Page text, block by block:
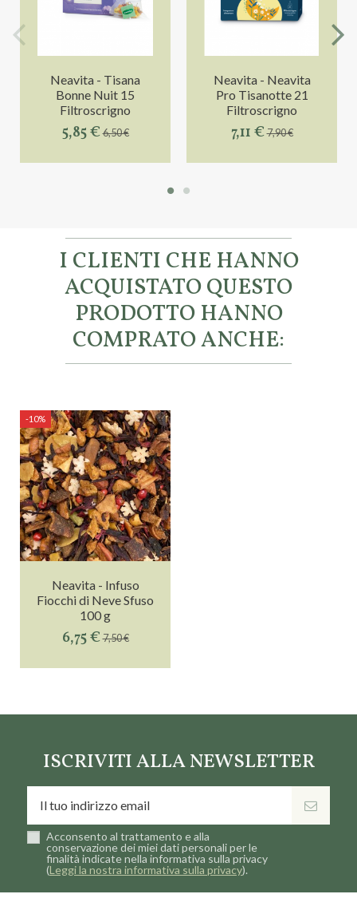
Neavita - Tisana
Bonne Nuit 15
Filtroscrigno
5,85 €6,50 €
Neavita - Neavita
Pro Tisanotte 21
Filtroscrigno
7,11 €7,90 €
I CLIENTI CHE HANNO
ACQUISTATO QUESTO
PRODOTTO HANNO
COMPRATO ANCHE:
-10%
Neavita - Infuso
Fiocchi di Neve Sfuso
100 g
6,75 €7,50 €
ISCRIVITI ALLA NEWSLETTER
Acconsento al trattamento e alla
conservazione dei miei dati personali per le
finalità indicate nella informativa sulla privacy
(Leggi la nostra informativa sulla privacy).